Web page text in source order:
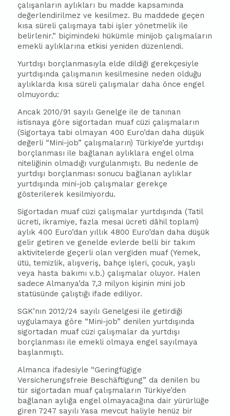
çalışanların aylıkları bu madde kapsamında
değerlendirilmez ve kesilmez. Bu maddede geçen
kısa süreli çalışmaya tabi işler yönetmelik ile
belirlenir.” biçimindeki hükümle minijob çalışmaların
emekli aylıklarına etkisi yeniden düzenlendi.
Yurtdışı borçlanmasıyla elde dildiği gerekçesiyle
yurtdışında çalışmanın kesilmesine neden olduğu
aylıklarda kısa süreli çalışmalar daha önce engel
olmuyordu:
Ancak 2010/91 sayılı Genelge ile de tanınan
istisnaya göre sigortadan muaf cüzi çalışmaların
(Sigortaya tabi olmayan 400 Euro’dan daha düşük
değerli “Mini-job” çalışmaların) Türkiye’de yurtdışı
borçlanması ile bağlanan aylıklara engel olma
niteliğinin olmadığı vurgulanmıştı. Bu nedenle de
yurtdışı borçlanması sonucu bağlanan aylıklar
yurtdışında mini-job çalışmalar gerekçe
gösterilerek kesilmiyordu.
Sigortadan muaf cüzi çalışmalar yurtdışında (Tatil
ücreti, ikramiye, fazla mesai ücreti dâhil toplam)
aylık 400 Euro’dan yıllık 4800 Euro’dan daha düşük
gelir getiren ve genelde evlerde belli bir takım
aktivitelerde geçerli olan vergiden muaf (Yemek,
ütü, temizlik, alışveriş, bahçe işleri, çocuk, yaşlı
veya hasta bakımı v.b.) çalışmalar oluyor. Halen
sadece Almanya’da 7,3 milyon kişinin mini job
statüsünde çalıştığı ifade ediliyor.
SGK’nın 2012/24 sayılı Genelgesi ile getirdiği
uygulamaya göre “Mini-job” denilen yurtdışında
sigortadan muaf cüzi çalışmalar da yurtdışı
borçlanması ile emekli olmaya engel sayılmaya
başlanmıştı.
Almanca ifadesiyle “Geringfügige
Versicherungsfreie Beschäftigung” da denilen bu
tür sigortadan muaf çalışmaların Türkiye’den
bağlanan aylığa engel olmayacağına dair yürürlüğe
giren 7247 sayılı Yasa mevcut haliyle henüz bir